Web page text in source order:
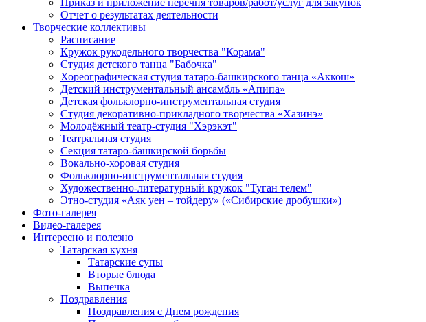
Приказ и приложение перечня товаров/работ/услуг для закупок
Отчет о результатах деятельности
Творческие коллективы
Расписание
Кружок рукодельного творчества "Корама"
Студия детского танца "Бабочка"
Хореографическая студия татаро-башкирского танца «Аккош»
Детский инструментальный ансамбль «Апипа»
Детская фольклорно-инструментальная студия
Студия декоративно-прикладного творчества «Хазинэ»
Молодёжный театр-студия "Хэрэкэт"
Театральная студия
Секция татаро-башкирской борьбы
Вокально-хоровая студия
Фольклорно-инструментальная студия
Художественно-литературный кружок "Туган телем"
Этно-студия «Аяк уен – тойдеру» («Сибирские дробушки»)
Фото-галерея
Видео-галерея
Интересно и полезно
Татарская кухня
Татарские супы
Вторые блюда
Выпечка
Поздравления
Поздравления с Днем рождения